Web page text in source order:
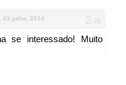
03 julho, 2014
se interessado! Muito